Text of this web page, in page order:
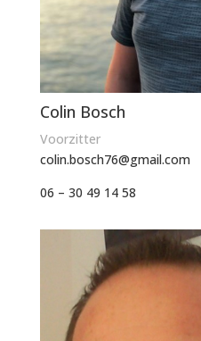
Colin Bosch
Voorzitter
colin.bosch76@gmail.com
06 – 30 49 14 58